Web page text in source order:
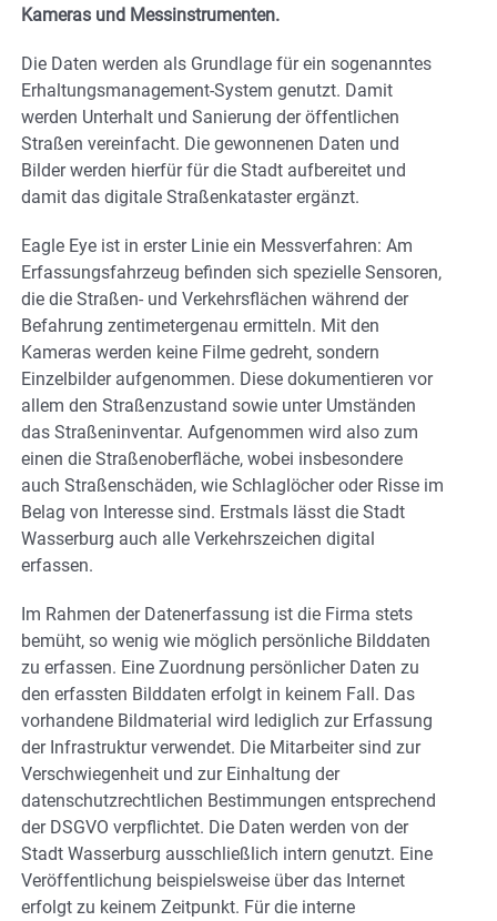
Kameras und Messinstrumenten.
Die Daten werden als Grundlage für ein sogenanntes
Erhaltungsmanagement-System genutzt. Damit
werden Unterhalt und Sanierung der öffentlichen
Straßen vereinfacht. Die gewonnenen Daten und
Bilder werden hierfür für die Stadt aufbereitet und
damit das digitale Straßenkataster ergänzt.
Eagle Eye ist in erster Linie ein Messverfahren: Am
Erfassungsfahrzeug befinden sich spezielle Sensoren,
die die Straßen- und Verkehrsflächen während der
Befahrung zentimetergenau ermitteln. Mit den
Kameras werden keine Filme gedreht, sondern
Einzelbilder aufgenommen. Diese dokumentieren vor
allem den Straßenzustand sowie unter Umständen
das Straßeninventar. Aufgenommen wird also zum
einen die Straßenoberfläche, wobei insbesondere
auch Straßenschäden, wie Schlaglöcher oder Risse im
Belag von Interesse sind. Erstmals lässt die Stadt
Wasserburg auch alle Verkehrszeichen digital
erfassen.
Im Rahmen der Datenerfassung ist die Firma stets
bemüht, so wenig wie möglich persönliche Bilddaten
zu erfassen. Eine Zuordnung persönlicher Daten zu
den erfassten Bilddaten erfolgt in keinem Fall. Das
vorhandene Bildmaterial wird lediglich zur Erfassung
der Infrastruktur verwendet. Die Mitarbeiter sind zur
Verschwiegenheit und zur Einhaltung der
datenschutzrechtlichen Bestimmungen entsprechend
der DSGVO verpflichtet. Die Daten werden von der
Stadt Wasserburg ausschließlich intern genutzt. Eine
Veröffentlichung beispielsweise über das Internet
erfolgt zu keinem Zeitpunkt. Für die interne